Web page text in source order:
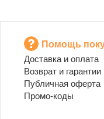
Помощь
Доставка и оплата
Возврат и гарантии
Публичная оферта
Промо-коды